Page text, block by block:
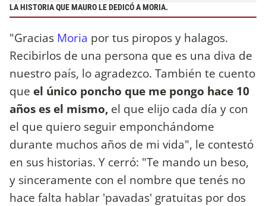
LA HISTORIA QUE MAURO LE DEDICÓ A MORIA.
"Gracias Moria por tus piropos y halagos.
Recibirlos de una persona que es una diva de
nuestro país, lo agradezco. También te cuento
que el único poncho que me pongo hace 10
años es el mismo, el que elijo cada día y con
el que quiero seguir emponchándome
durante muchos años de mi vida", le contestó
en sus historias. Y cerró: "Te mando un beso,
y sinceramente con el nombre que tenés no
hace falta hablar 'pavadas' gratuitas por dos